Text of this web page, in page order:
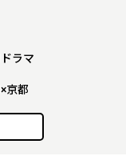
ラマ
京都